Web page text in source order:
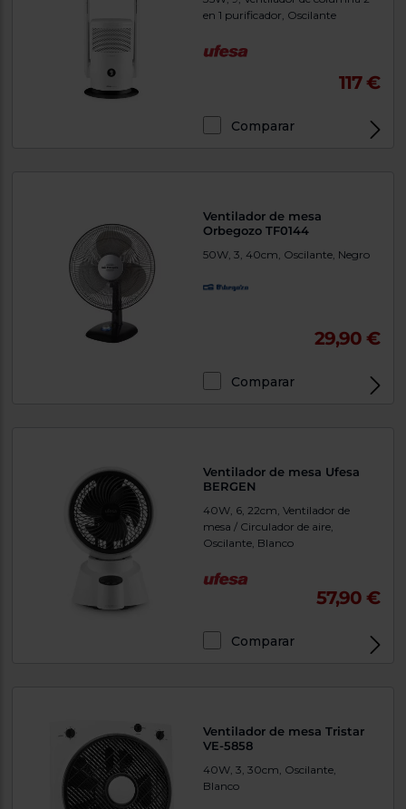
en 1 purificador, Oscilante
117 €
Comparar
Ventilador de mesa
Orbegozo TF0144
50W, 3, 40cm, Oscilante, Negro
29,90 €
Comparar
Ventilador de mesa Ufesa
BERGEN
40W, 6, 22cm, Ventilador de
mesa / Circulador de aire,
Oscilante, Blanco
57,90 €
Comparar
Ventilador de mesa Tristar
VE-5858
40W, 3, 30cm, Oscilante,
Blanco